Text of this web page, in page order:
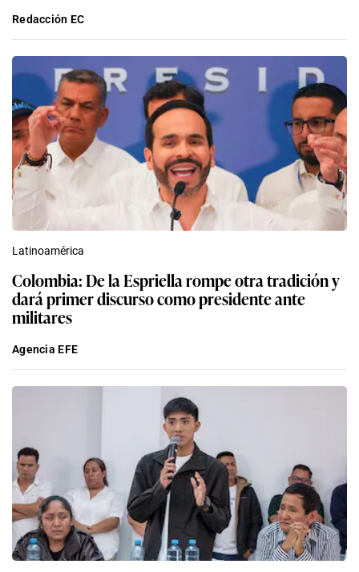
Redacción EC
Latinoamérica
Colombia: De la Espriella rompe otra tradición y
dará primer discurso como presidente ante
militares
Agencia EFE